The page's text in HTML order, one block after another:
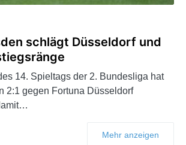
schlägt Düsseldorf und
14. Spieltags der 2. Bundesliga hat
2:1 gegen Fortuna Düsseldorf
Mehr anzeigen